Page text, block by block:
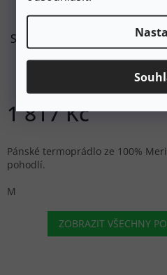
SMARTWOOL Pánské triko M
BL COLORBLOCK CREW
1 817 Kč
Pánské termoprádlo ze 100%
pohodlí.
M
ZOBRAZIT VŠECHNY